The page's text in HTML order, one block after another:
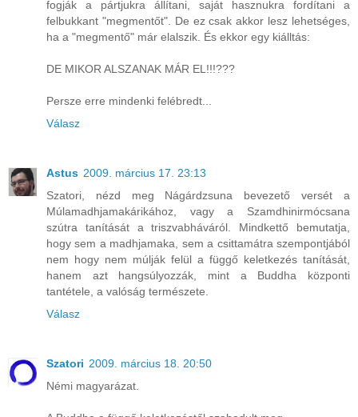
fogják a pártjukra állítani, saját hasznukra fordítani a
felbukkant "megmentőt". De ez csak akkor lesz lehetséges,
ha a "megmentő" már elalszik. És ekkor egy kiálltás:
DE MIKOR ALSZANAK MÁR EL!!!???
Persze erre mindenki felébredt...
Válasz
Astus 2009. március 17. 23:13
Szatori, nézd meg Nágárdzsuna bevezető versét a
Múlamadhjamakárikához, vagy a Szamdhinirmócsana
szútra tanítását a triszvabháváról. Mindkettő bemutatja,
hogy sem a madhjamaka, sem a csittamátra szempontjából
nem hogy nem múlják felül a függő keletkezés tanítását,
hanem azt hangsúlyozzák, mint a Buddha központi
tantétele, a valóság természete.
Válasz
Szatori 2009. március 18. 20:50
Némi magyarázat.